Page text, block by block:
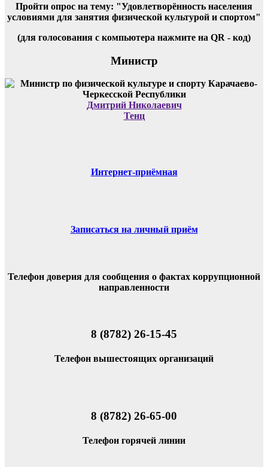
Пройти опрос на тему: "Удовлетворённость населения
условиями для занятия физической культурой и спортом"
(для голосования с компьютера нажмите на QR - код)
Министр
Дмитрий Николаевич
Тенц
Интернет-приёмная
Записаться на личный приём
Телефон доверия для сообщения о фактах коррупционной
направленности
8 (8782) 26-15-45
Телефон вышестоящих организаций
8 (8782) 26-65-00
Телефон горячей линии